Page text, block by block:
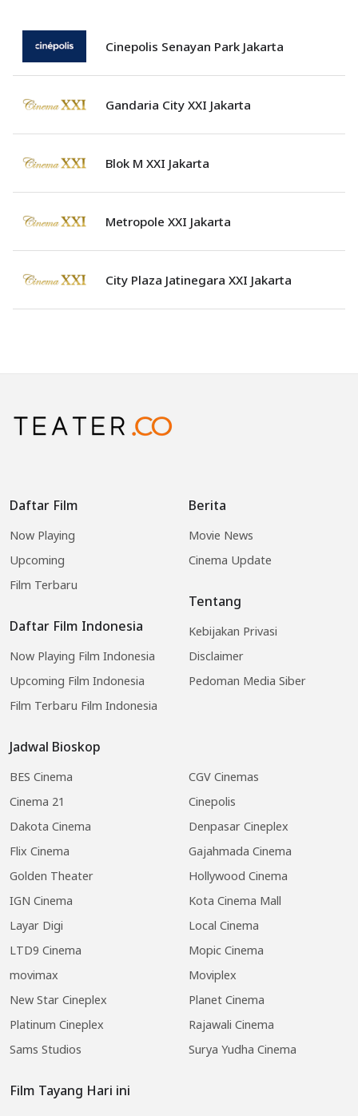
Cinepolis Senayan Park Jakarta
Gandaria City XXI Jakarta
Blok M XXI Jakarta
Metropole XXI Jakarta
City Plaza Jatinegara XXI Jakarta
Daftar Film
Now Playing
Upcoming
Film Terbaru
Daftar Film Indonesia
Now Playing Film Indonesia
Upcoming Film Indonesia
Film Terbaru Film Indonesia
Jadwal Bioskop
BES Cinema
CGV Cinemas
Cinema 21
Cinepolis
Dakota Cinema
Denpasar Cineplex
Flix Cinema
Gajahmada Cinema
Golden Theater
Hollywood Cinema
IGN Cinema
Kota Cinema Mall
Layar Digi
Local Cinema
LTD9 Cinema
Mopic Cinema
movimax
Moviplex
New Star Cineplex
Planet Cinema
Platinum Cineplex
Rajawali Cinema
Sams Studios
Surya Yudha Cinema
Film Tayang Hari ini
Berita
Movie News
Cinema Update
Tentang
Kebijakan Privasi
Disclaimer
Pedoman Media Siber